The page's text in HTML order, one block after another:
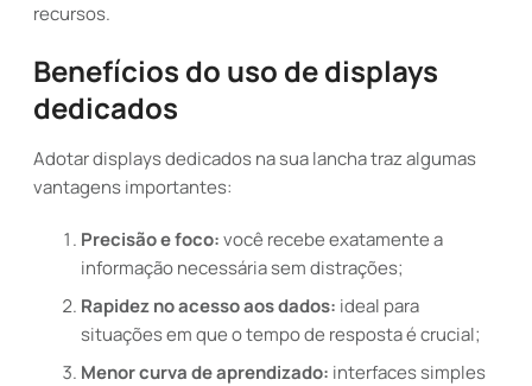
recursos.
Benefícios do uso de displays
dedicados
Adotar displays dedicados na sua lancha traz algumas
vantagens importantes:
Precisão e foco:você recebe exatamente a
informação necessária sem distrações;
Rapidez no acesso aos dados: ideal para
situações em que o tempo de resposta é crucial;
Menor curva de aprendizado: interfaces simples